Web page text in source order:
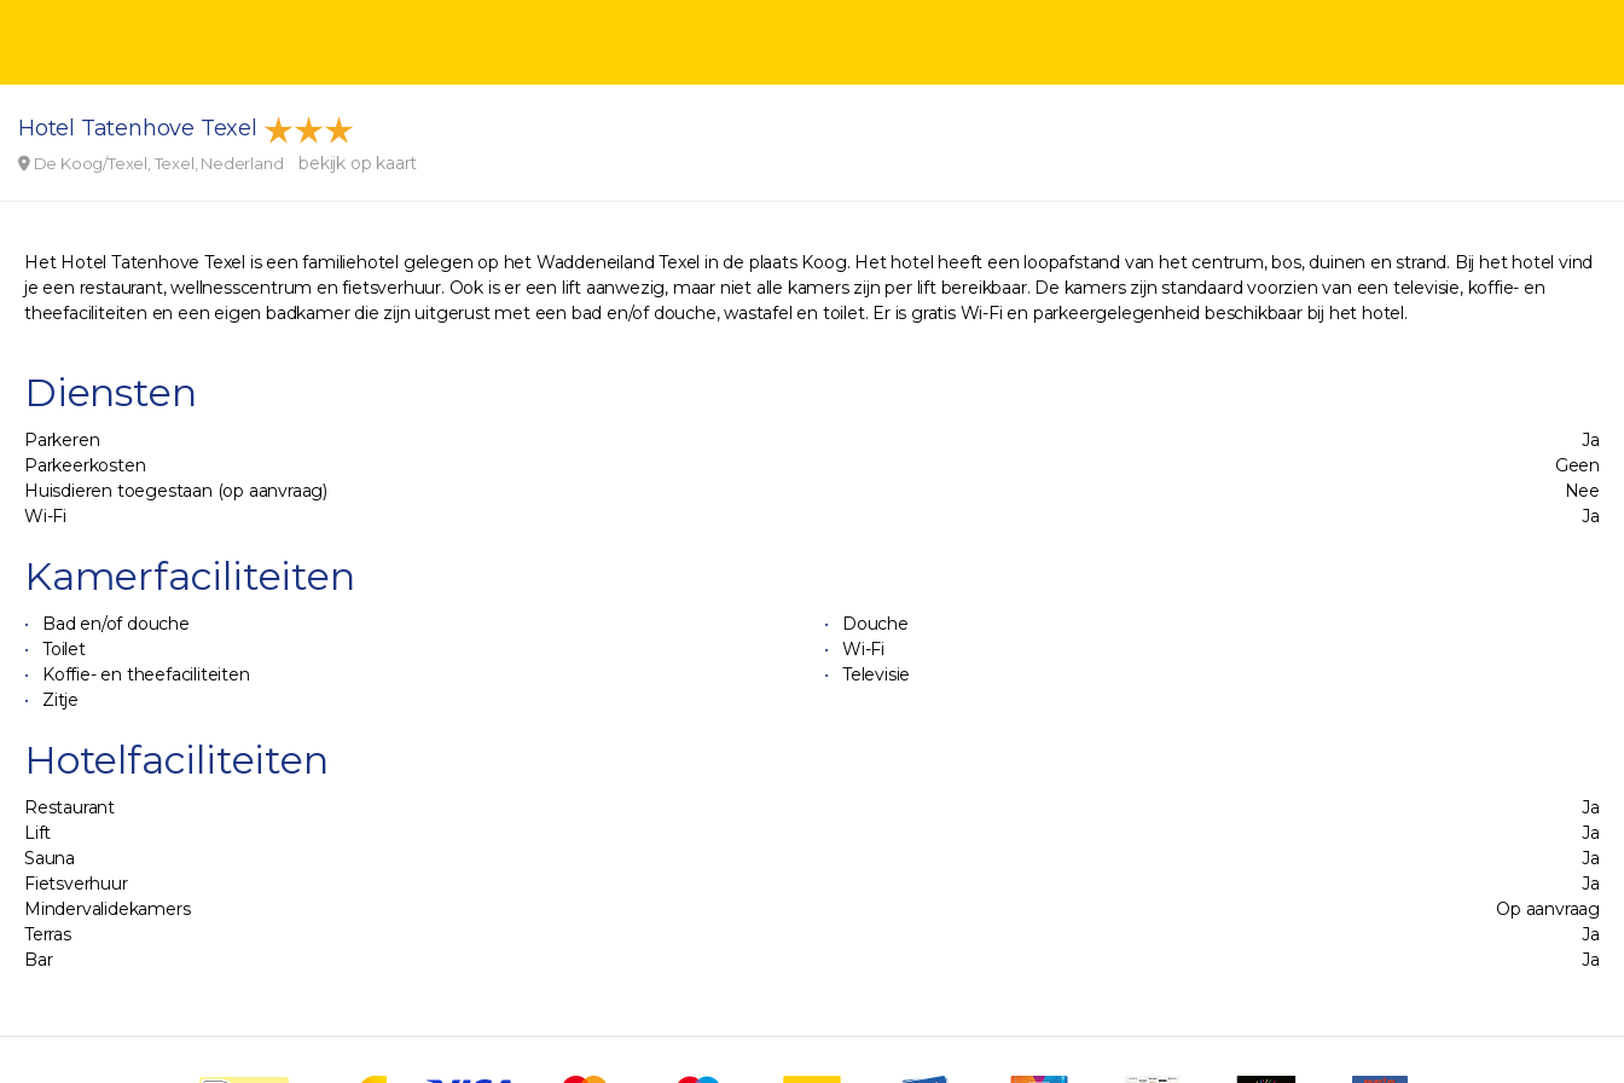
Hotel Tatenhove Texel
De Koog/Texel, Texel, Nederland bekijk op kaart
Het Hotel Tatenhove Texel is een familiehotel gelegen op het Waddeneiland Texel in de plaats Koog. Het hotel heeft een loopafstand van het centrum, bos, duinen en strand. Bij het hotel vind
je een restaurant, wellnesscentrum en fietsverhuur. Ook is er een lift aanwezig, maar niet alle kamers zijn per lift bereikbaar. De kamers zijn standaard voorzien van een televisie, koffie- en
theefaciliteiten en een eigen badkamer die zijn uitgerust met een bad en/of douche, wastafel en toilet. Er is gratis Wi-Fi en parkeergelegenheid beschikbaar bij het hotel.
Diensten
Parkeren
Ja
Parkeerkosten
Geen
Huisdieren toegestaan (op aanvraag)
Nee
Wi-Fi
Ja
Kamerfaciliteiten
Bad en/of douche
Douche
Toilet
Wi-Fi
Koffie- en theefaciliteiten
Televisie
Zitje
Hotelfaciliteiten
Restaurant
Ja
Lift
Ja
Sauna
Ja
Fietsverhuur
Ja
Mindervalidekamers
Op aanvraag
Terras
Ja
Bar
Ja